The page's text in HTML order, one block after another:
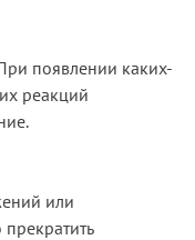
появлении каких-
реакций
или